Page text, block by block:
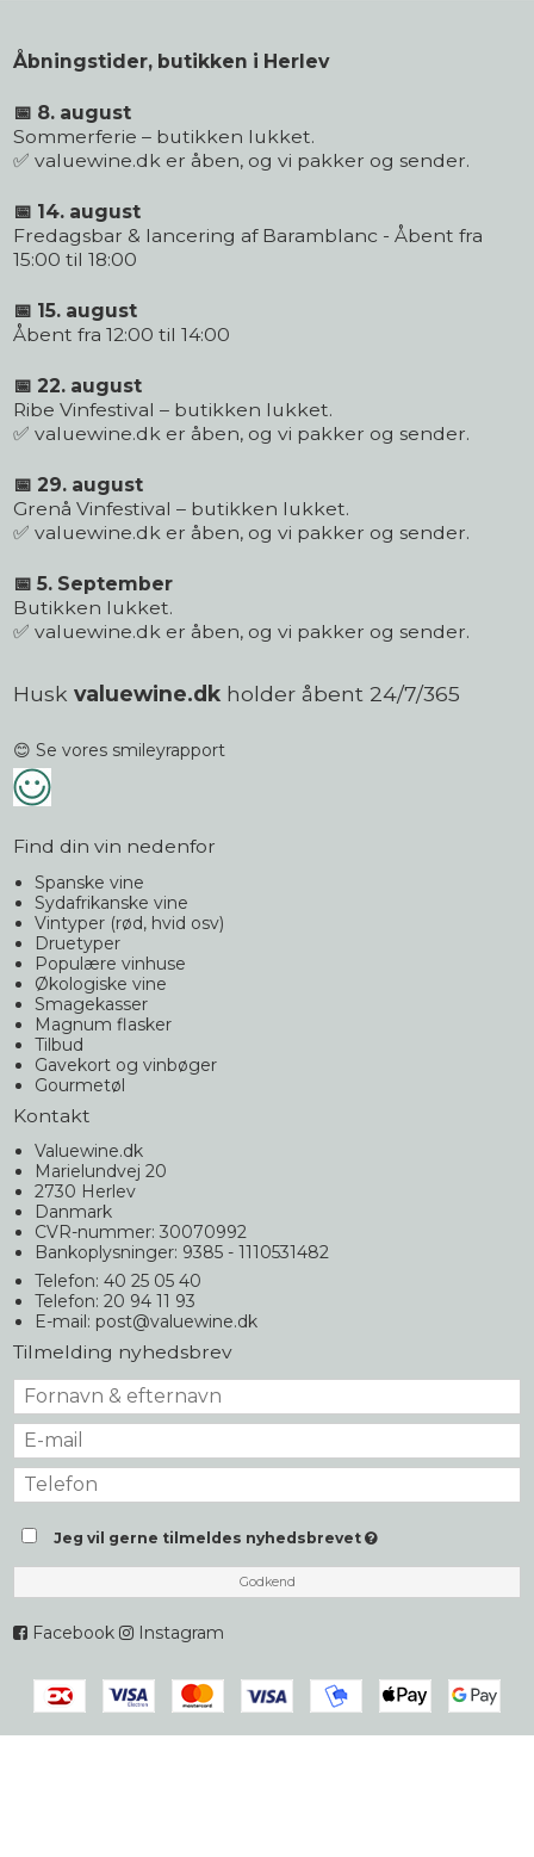
Åbningstider, butikken i Herlev
📅 8. august
Sommerferie – butikken lukket.
✅ valuewine.dk er åben, og vi pakker og sender.
📅 14. august
Fredagsbar & lancering af Baramblanc - Åbent fra
15:00 til 18:00
📅 15. august
Åbent fra 12:00 til 14:00
📅 22. august
Ribe Vinfestival – butikken lukket.
✅ valuewine.dk er åben, og vi pakker og sender.
📅 29. august
Grenå Vinfestival – butikken lukket.
✅ valuewine.dk er åben, og vi pakker og sender.
📅 5. September
Butikken lukket.
✅ valuewine.dk er åben, og vi pakker og sender.
Husk valuewine.dk holder åbent 24/7/365
😊 Se vores smileyrapport
Find din vin nedenfor
Spanske vine
Sydafrikanske vine
Vintyper (rød, hvid osv)
Druetyper
Populære vinhuse
Økologiske vine
Smagekasser
Magnum flasker
Tilbud
Gavekort og vinbøger
Gourmetøl
Kontakt
Valuewine.dk
Marielundvej 20
2730 Herlev
Danmark
CVR-nummer: 30070992
Bankoplysninger: 9385 - 1110531482
Telefon: 40 25 05 40
Telefon: 20 94 11 93
E-mail: post@valuewine.dk
Tilmelding nyhedsbrev
Jeg vil gerne tilmeldes nyhedsbrevet
Godkend
Facebook Instagram